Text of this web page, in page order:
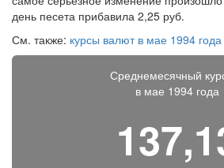
день песета прибавила 2,25 руб.
См. также: курсы валют в мае 1994 года
Среднемесячный
в мае 1994 года